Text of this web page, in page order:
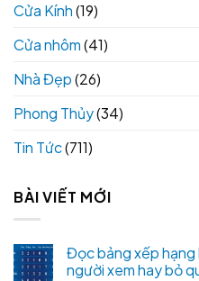
Cửa Kính(19)
Cửa nhôm(41)
Nhà Đẹp(26)
Phong Thủy(34)
Tin Tức(711)
BÀI VIẾT MỚI
Đọc bảng xếp hạng
người xem hay bỏ